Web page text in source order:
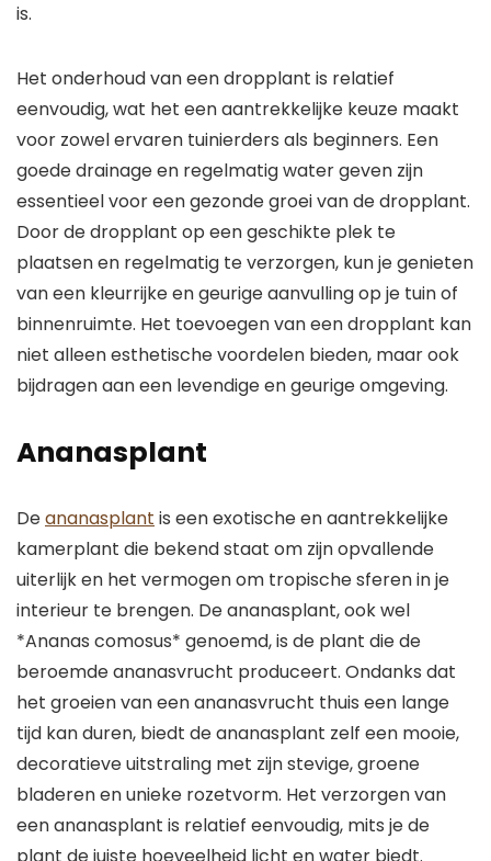
is.
Het onderhoud van een dropplant is relatief
eenvoudig, wat het een aantrekkelijke keuze maakt
voor zowel ervaren tuinierders als beginners. Een
goede drainage en regelmatig water geven zijn
essentieel voor een gezonde groei van de dropplant.
Door de dropplant op een geschikte plek te
plaatsen en regelmatig te verzorgen, kun je genieten
van een kleurrijke en geurige aanvulling op je tuin of
binnenruimte. Het toevoegen van een dropplant kan
niet alleen esthetische voordelen bieden, maar ook
bijdragen aan een levendige en geurige omgeving.
Ananasplant
Deananasplant is een exotische en aantrekkelijke
kamerplant die bekend staat om zijn opvallende
uiterlijk en het vermogen om tropische sferen in je
interieur te brengen. De ananasplant, ook wel
*Ananas comosus* genoemd, is de plant die de
beroemde ananasvrucht produceert. Ondanks dat
het groeien van een ananasvrucht thuis een lange
tijd kan duren, biedt de ananasplant zelf een mooie,
decoratieve uitstraling met zijn stevige, groene
bladeren en unieke rozetvorm. Het verzorgen van
een ananasplant is relatief eenvoudig, mits je de